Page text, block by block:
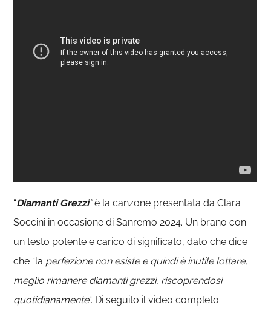
“Diamanti Grezzi”è la canzone presentata da Clara
Soccini in occasione di Sanremo 2024. Un brano con
un testo potente e carico di significato, dato che dice
che “la perfezione non esiste e quindi è inutile lottare,
meglio rimanere diamanti grezzi, riscoprendosi
quotidianamente“. Di seguito il video completo